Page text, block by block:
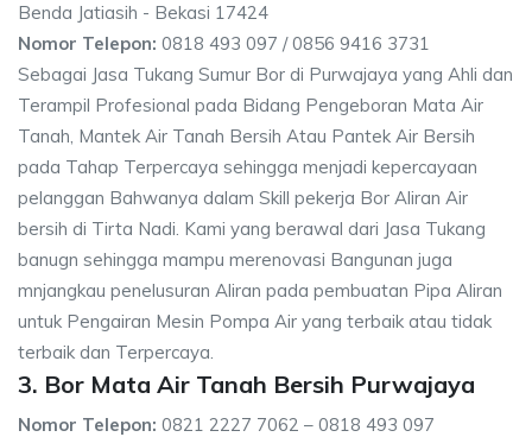
Benda Jatiasih - Bekasi 17424
Nomor Telepon: 0818 493 097 / 0856 9416 3731
Sebagai Jasa Tukang Sumur Bor di Purwajaya yang Ahli dan
Terampil Profesional pada Bidang Pengeboran Mata Air
Tanah, Mantek Air Tanah Bersih Atau Pantek Air Bersih
pada Tahap Terpercaya sehingga menjadi kepercayaan
pelanggan Bahwanya dalam Skill pekerja Bor Aliran Air
bersih di Tirta Nadi. Kami yang berawal dari Jasa Tukang
banugn sehingga mampu merenovasi Bangunan juga
mnjangkau penelusuran Aliran pada pembuatan Pipa Aliran
untuk Pengairan Mesin Pompa Air yang terbaik atau tidak
terbaik dan Terpercaya.
3. Bor Mata Air Tanah Bersih Purwajaya
Nomor Telepon: 0821 2227 7062 – 0818 493 097